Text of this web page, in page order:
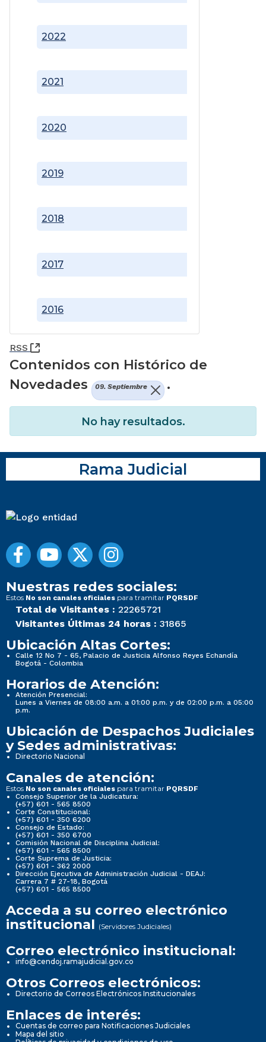
2016
2017
2018
2019
2020
2021
2022
RSS (Abre una nueva ventana)
Contenidos con Histórico de
Novedades
09. Septiembre .
No hay resultados.
Rama Judicial
Nuestras redes sociales:
Estos No son canales oficiales para tramitar PQRSDF
Total de Visitantes : 22265721
Visitantes Últimas 24 horas : 31865
Ubicación Altas Cortes:
Calle 12 No 7 - 65, Palacio de Justicia Alfonso Reyes Echandía
Bogotá - Colombia
Horarios de Atención:
Atención Presencial:
Lunes a Viernes de 08:00 a.m. a 01:00 p.m. y de 02:00 p.m. a 05:00
p.m.
Ubicación de Despachos Judiciales
y Sedes administrativas:
Directorio Nacional
Canales de atención:
Estos No son canales oficiales para tramitar PQRSDF
Consejo Superior de la Judicatura:
(+57) 601 - 565 8500
Corte Constitucional:
(+57) 601 - 350 6200
Consejo de Estado:
(+57) 601 - 350 6700
Comisión Nacional de Disciplina Judicial:
(+57) 601 - 565 8500
Corte Suprema de Justicia:
(+57) 601 - 362 2000
Dirección Ejecutiva de Administración Judicial - DEAJ:
Carrera 7 # 27-18, Bogotá
(+57) 601 - 565 8500
Acceda a su correo electrónico
institucional (Servidores Judiciales)
Correo electrónico institucional:
info@cendoj.ramajudicial.gov.co
Otros Correos electrónicos:
Directorio de Correos Electrónicos Institucionales
Enlaces de interés:
Cuentas de correo para Notificaciones Judiciales
Mapa del sitio